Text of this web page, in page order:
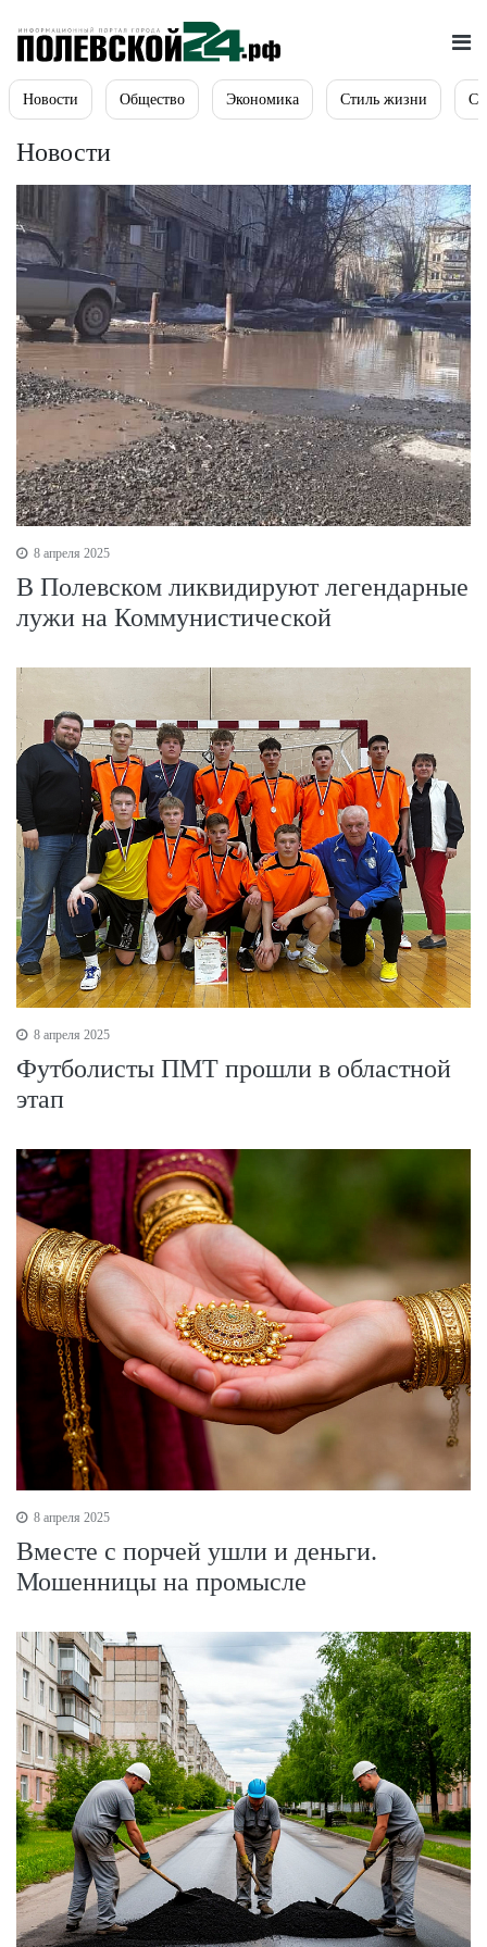
Новости Общество Экономика Стиль жизни
Новости
8 апреля 2025
В Полевском ликвидируют легендарные
лужи на Коммунистической
8 апреля 2025
Футболисты ПМТ прошли в областной
этап
8 апреля 2025
Вместе с порчей ушли и деньги.
Мошенницы на промысле